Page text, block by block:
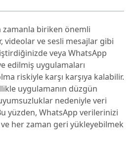
biriken önemli
videolar ve sesli mesajlar gibi
veya WhatsApp
edilmiş uygulamaları
riskiyle karşı karşıya kalabilir.
uygulamanın düzgün
nedeniyle veri
yüzden, WhatsApp verilerinizi
her zaman geri yükleyebilmek